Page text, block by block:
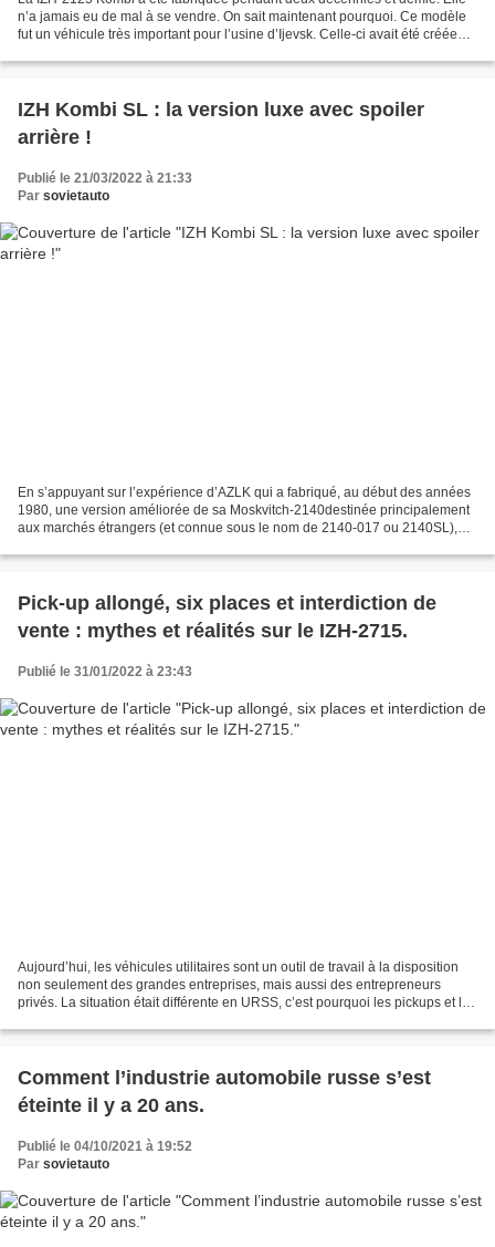
n’a jamais eu de mal à se vendre. On sait maintenant pourquoi. Ce modèle
fut un véhicule très important pour l’usine d’Ijevsk. Celle-ci avait été créée
IZH Kombi SL : la version luxe avec spoiler
arrière !
Publié le 21/03/2022 à 21:33
Par sovietauto
En s’appuyant sur l’expérience d’AZLK qui a fabriqué, au début des années
1980, une version améliorée de sa Moskvitch-2140destinée principalement
aux marchés étrangers (et connue sous le nom de 2140-017 ou 2140SL),
Pick-up allongé, six places et interdiction de
vente : mythes et réalités sur le IZH-2715.
Publié le 31/01/2022 à 23:43
Aujourd’hui, les véhicules utilitaires sont un outil de travail à la disposition
non seulement des grandes entreprises, mais aussi des entrepreneurs
privés. La situation était différente en URSS, c’est pourquoi les pickups et les
Comment l’industrie automobile russe s’est
éteinte il y a 20 ans.
Publié le 04/10/2021 à 19:52
Par sovietauto